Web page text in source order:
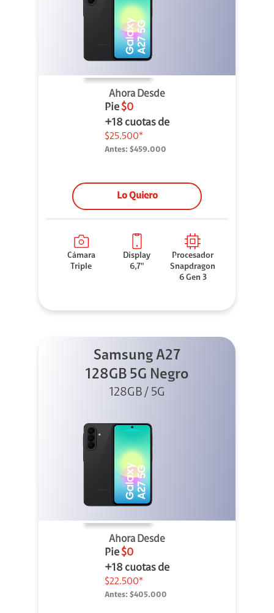
Ahora Desde
Pie $0
+18 cuotas de
$25.500*
Antes: $459.000
Lo Quiero
Cámara
Triple
Display
6,7"
Procesador
Snapdragon
6 Gen 3
Samsung A27
128GB 5G Negro
128GB / 5G
Ahora Desde
Pie $0
+18 cuotas de
$22.500*
Antes: $405.000